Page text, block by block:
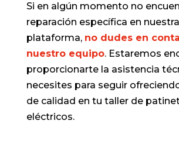
Si en algún momento no
reparación específica en nuestra
plataforma, no dudes en
nuestro equipo. Estaremos
proporcionarte la asistencia
necesites para seguir
de calidad en tu taller de
eléctricos.